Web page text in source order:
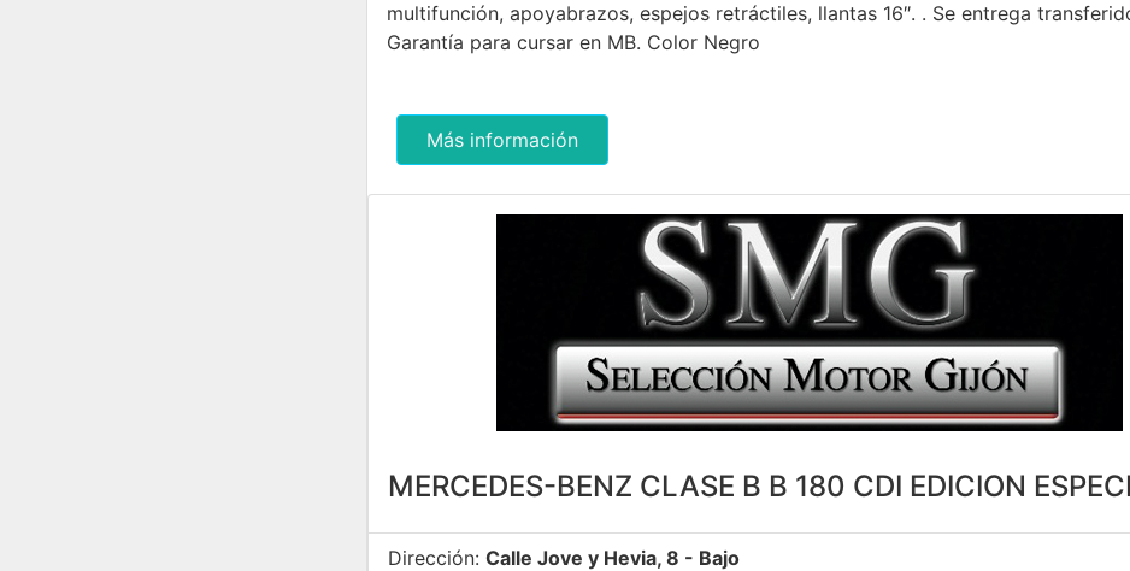
multifunción, apoyabrazos, espejos retráctiles, llantas 16″. . Se entrega
Garantía para cursar en MB. Color Negro
Más información
MERCEDES-BENZ CLASE B B 180 CDI EDICION
Dirección: Calle Jove y Hevia, 8 - Bajo